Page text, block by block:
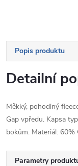
Popis produktu
Detailní
Měkký, pohodlný
Gap vpředu. Kapsa
bokům. Materiál:
Parametry